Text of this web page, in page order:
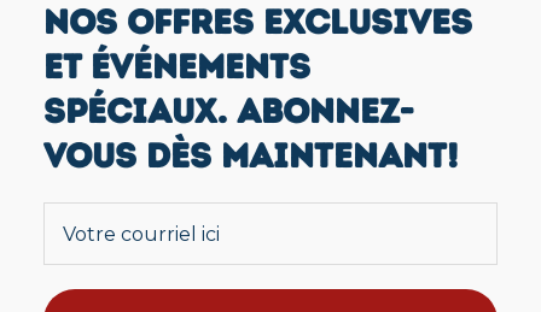
NOS OFFRES EXCLUSIVES
ET ÉVÉNEMENTS
SPÉCIAUX. ABONNEZ-
VOUS DÈS MAINTENANT!